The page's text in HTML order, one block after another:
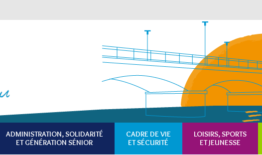
ADMINISTRATION, SOLIDARITÉ
ET GÉNÉRATION SÉNIOR
CADRE DE VIE
ET SÉCURITÉ
LOISIRS, SPORTS
ET JEUNESSE